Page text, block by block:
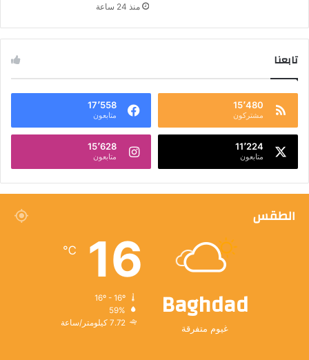
منذ 24 ساعة
تابعنا
15٬480
مشتركون
17٬558
متابعون
11٬224
متابعون
15٬628
متابعون
الطقس
Baghdad
غيوم متفرقة
16
℃
59%
7.72 كيلومتر/ساعة